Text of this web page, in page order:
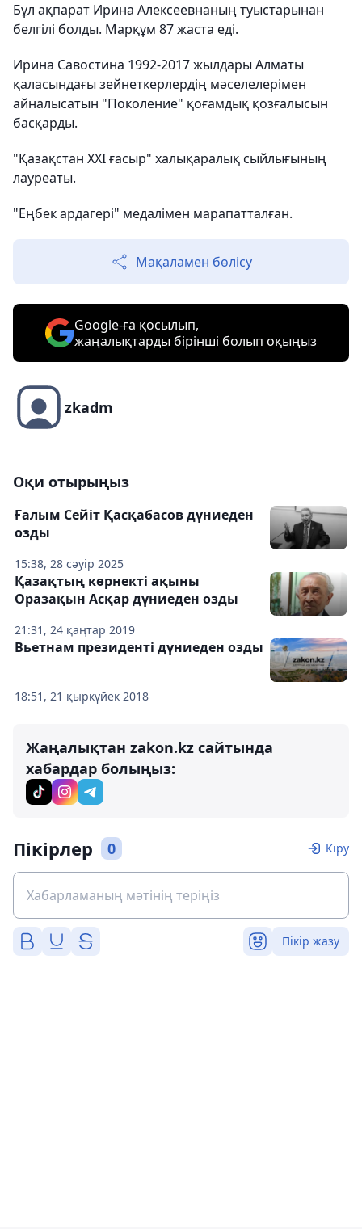
Бұл ақпарат Ирина Алексеевнаның туыстарынан
белгілі болды. Марқұм 87 жаста еді.
Ирина Савостина 1992-2017 жылдары Алматы
қаласындағы зейнеткерлердің мәселелерімен
айналысатын "Поколение" қоғамдық қозғалысын
басқарды.
"Қазақстан ХХІ ғасыр" халықаралық сыйлығының
лауреаты.
"Еңбек ардагері" медалімен марапатталған.
Мақаламен бөлісу
Google-ға қосылып,
жаңалықтарды бірінші болып оқыңыз
zkadm
Оқи отырыңыз
15:38, 28 сәуір 2025
Ғалым Сейіт Қасқабасов дүниеден
озды
21:31, 24 қаңтар 2019
Қазақтың көрнекті ақыны
Оразақын Асқар дүниеден озды
18:51, 21 қыркүйек 2018
Вьетнам президенті дүниеден озды
Жаңалықтан zakon.kz сайтында
хабардар болыңыз:
Пікірлер 0 Кіру
Пікір жазу